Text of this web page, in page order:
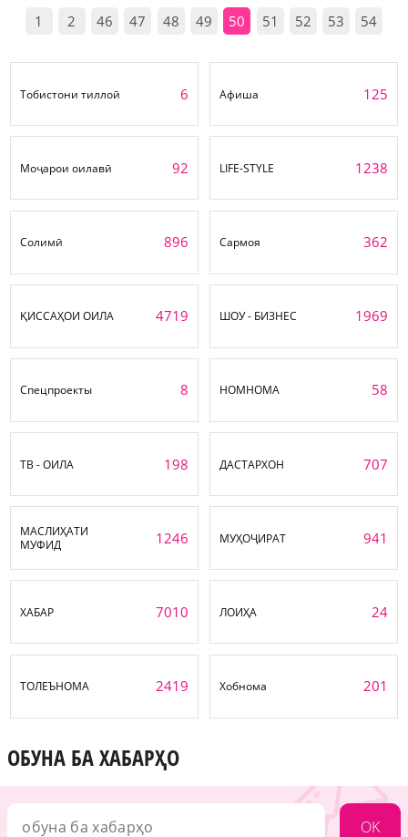
1 2 46 47 48 49 50 51 52 53 54
Тобистони тиллоӣ 6 Афиша 125
Моҷарои оилавӣ 92 LIFE-STYLE 1238
Солимӣ 896 Сармоя 362
ҚИССАҲОИ ОИЛА 4719 ШОУ - БИЗНЕС 1969
Спецпроекты 8 НОМНОМА 58
ТВ - ОИЛА 198 ДАСТАРХОН 707
МАСЛИҲАТИ
МУФИД
1246 МУҲОҶИРАТ 941
ХАБАР 7010 ЛОИҲА 24
ТОЛЕЪНОМА 2419 Хобнома 201
ОБУНА БА ХАБАРҲО
OK